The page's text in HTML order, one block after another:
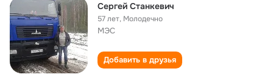
Сергей Станкевич
57 лет, Молодечно
МЭС
Добавить в друзья